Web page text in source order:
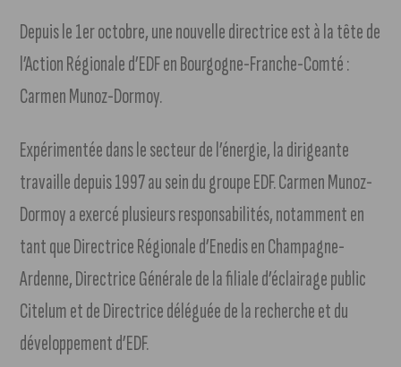
Depuis le 1er octobre, une nouvelle directrice est à la tête de
l’Action Régionale d’EDF en Bourgogne-Franche-Comté :
Carmen Munoz-Dormoy.
Expérimentée dans le secteur de l’énergie, la dirigeante
travaille depuis 1997 au sein du groupe EDF. Carmen Munoz-
Dormoy a exercé plusieurs responsabilités, notamment en
tant que Directrice Régionale d’Enedis en Champagne-
Ardenne, Directrice Générale de la filiale d’éclairage public
Citelum et de Directrice déléguée de la recherche et du
développement d’EDF.